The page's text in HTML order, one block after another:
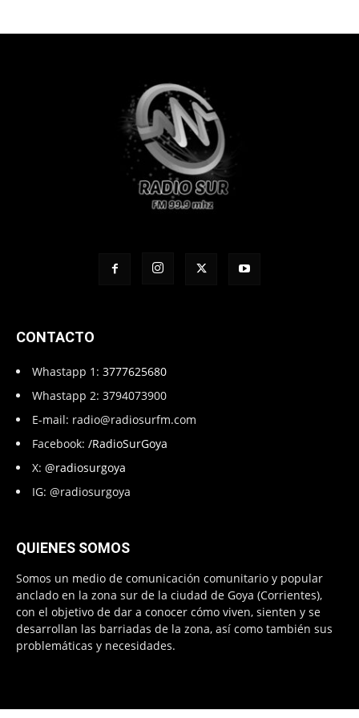
CONTACTO
Whastapp 1: 3777625680
Whastapp 2: 3794073900
E-mail: radio@radiosurfm.com
Facebook: /RadioSurGoya
X: @radiosurgoya
IG: @radiosurgoya
QUIENES SOMOS
Somos un medio de comunicación comunitario y popular
anclado en la zona sur de la ciudad de Goya (Corrientes),
con el objetivo de dar a conocer cómo viven, sienten y se
desarrollan las barriadas de la zona, así como también sus
problemáticas y necesidades.